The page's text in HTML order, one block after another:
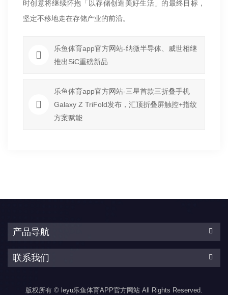
时创意将继续怀抱「以存储创造美好生活」的最终目标，
坚定不移地走在存储产业的前沿。
乐鱼体育app官方网站-纳微半导体、威世相继
推出SiC重磅新品
乐鱼体育app官方网站-三星首款三折叠手机
Galaxy Z TriFold发布，汇顶折叠屏触控+指纹
方案赋能
产品导航
联系我们
版权所有 © leyu乐鱼体育APP官方网站 All Rights Reserved.